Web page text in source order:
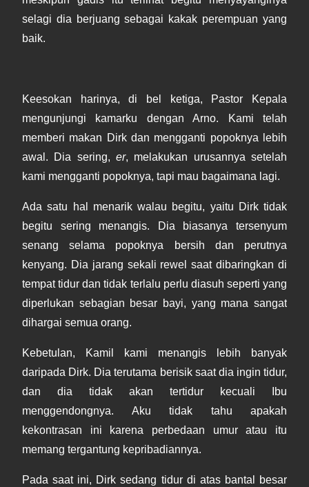
selagi dia berjuang sebagai kakak perempuan yang
baik.
Keesokan harinya, di bel ketiga, Pastor Kepala
mengunjungi kamarku dengan Arno. Kami telah
memberi makan Dirk dan mengganti popoknya lebih
awal. Dia sering, er, melakukan urusannya setelah
kami mengganti popoknya, tapi mau bagaimana lagi.
Ada satu hal menarik walau begitu, yaitu Dirk tidak
begitu sering menangis. Dia biasanya tersenyum
senang selama popoknya bersih dan perutnya
kenyang. Dia jarang sekali rewel saat dibaringkan di
tempat tidur dan tidak terlalu perlu diasuh seperti yang
diperlukan sebagian besar bayi, yang mana sangat
dihargai semua orang.
Kebetulan, Kamil kami menangis lebih banyak
daripada Dirk. Dia terutama berisik saat dia ingin tidur,
dan dia tidak akan tertidur kecuali Ibu
menggendongnya. Aku tidak tahu apakah
kekontrasan ini karena perbedaan umur atau itu
memang tergantung kepribadiannya.
Pada saat ini, Dirk sedang tidur di atas bantal besar